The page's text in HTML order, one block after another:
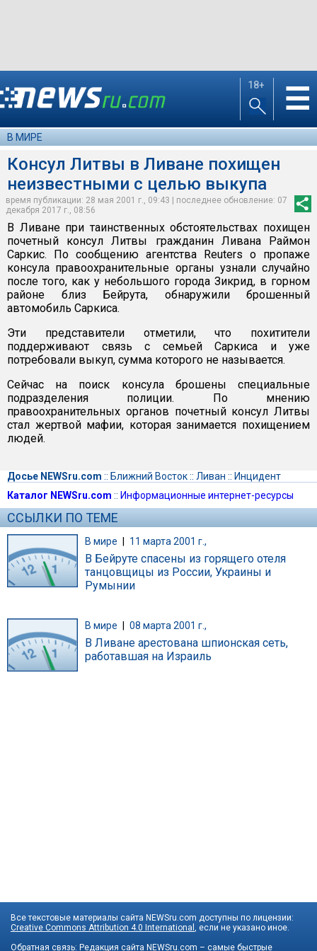
18+ ☰
В МИРЕ
Консул Литвы в Ливане похищен
неизвестными с целью выкупа
время публикации: 28 мая 2001 г., 09:43 | последнее обновление: 07
декабря 2017 г., 08:56
В Ливане при таинственных обстоятельствах похищен
почетный консул Литвы гражданин Ливана Раймон
Саркис. По сообщению агентства Reuters о пропаже
консула правоохранительные органы узнали случайно
после того, как у небольшого города Зикрид, в горном
районе близ Бейрута, обнаружили брошенный
автомобиль Саркиса.
Эти представители отметили, что похитители
поддерживают связь с семьей Саркиса и уже
потребовали выкуп, сумма которого не называется.
Сейчас на поиск консула брошены специальные
подразделения полиции. По мнению
правоохранительных органов почетный консул Литвы
стал жертвой мафии, которая занимается похищением
людей.
Досье NEWSru.com :: Ближний Восток:: Ливан :: Инцидент
Каталог NEWSru.com :: Информационные интернет-ресурсы
ССЫЛКИ ПО ТЕМЕ
В мире 11 марта 2001 г.,
В Бейруте спасены из горящего отеля
танцовщицы из России, Украины и
Румынии
В мире 08 марта 2001 г.,
В Ливане арестована шпионская сеть,
работавшая на Израиль
Все текстовые материалы сайта NEWSru.com доступны по лицензии:
Creative Commons Attribution 4.0 International
, если не указано иное.
Обратная связь: Редакция сайта NEWSru.com – самые быстрые